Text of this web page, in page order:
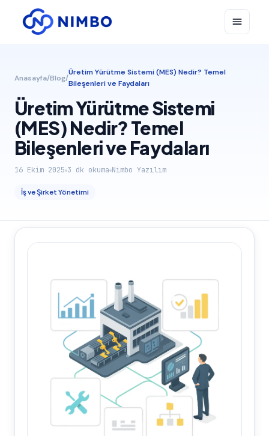
Anasayfa/Blog/
Üretim Yürütme Sistemi (MES) Nedir? Temel
Bileşenleri ve Faydaları
Üretim Yürütme Sistemi
(MES) Nedir? Temel
Bileşenleri ve Faydaları
16 Ekim 2025 3 dk okuma Nimbo Yazılım
İş ve Şirket Yönetimi